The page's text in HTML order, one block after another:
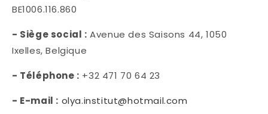
BE1006.116.860
- Siège social : Avenue des Saisons 44, 1050
Ixelles, Belgique
- Téléphone : +32 471 70 64 23
- E-mail : olya.institut@hotmail.com